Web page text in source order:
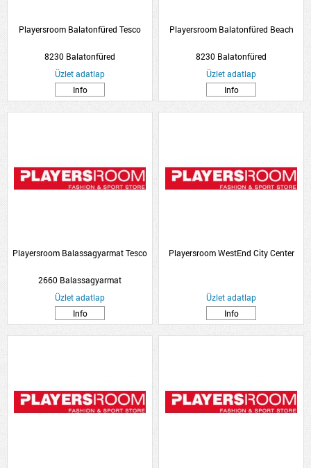
Playersroom Balatonfüred Tesco
8230 Balatonfüred
Üzlet adatlap
Info
Playersroom Balatonfüred Beach
8230 Balatonfüred
Üzlet adatlap
Info
Playersroom Balassagyarmat Tesco
2660 Balassagyarmat
Üzlet adatlap
Info
Playersroom WestEnd City Center
Üzlet adatlap
Info